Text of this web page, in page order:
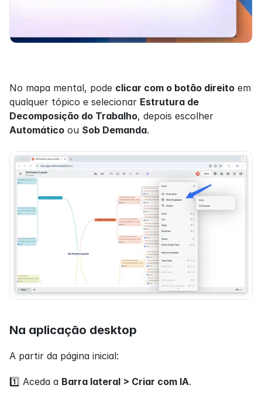
No mapa mental, pode clicar com o botão direito em
qualquer tópico e selecionar Estrutura de
Decomposição do Trabalho
Automático ou Sob Demanda.
Na aplicação desktop
A partir da página inicial:
1️⃣ Aceda a Barra lateral > Criar com IA.